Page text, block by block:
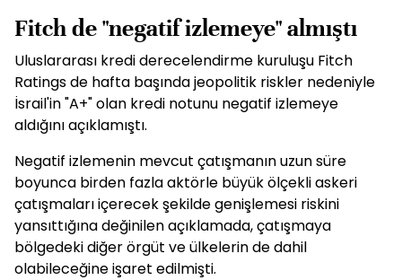
Fitch de "negatif izlemeye" almıştı
Uluslararası kredi derecelendirme kuruluşu Fitch
Ratings de hafta başında jeopolitik riskler nedeniyle
İsrail'in "A+" olan kredi notunu negatif izlemeye
aldığını açıklamıştı.
Negatif izlemenin mevcut çatışmanın uzun süre
boyunca birden fazla aktörle büyük ölçekli askeri
çatışmaları içerecek şekilde genişlemesi riskini
yansıttığına değinilen açıklamada, çatışmaya
bölgedeki diğer örgüt ve ülkelerin de dahil
olabileceğine işaret edilmişti.